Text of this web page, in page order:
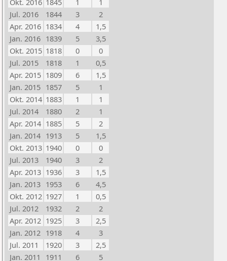
Okt. 2016 1845 1
1
Jul. 2016
1844 3
2
Apr. 2016 1834 4
1,5
Jan. 2016 1839 5
3,5
Okt. 2015 1818 0
0
Jul. 2015
1818 1
0,5
Apr. 2015 1809 6
1,5
Jan. 2015 1857 5
1
Okt. 2014 1883 1
1
Jul. 2014
1880 2
1
Apr. 2014 1885 5
2
Jan. 2014 1913 5
1,5
Okt. 2013 1940 0
0
Jul. 2013
1940 3
2
Apr. 2013 1936 3
1,5
Jan. 2013 1953 6
4,5
Okt. 2012 1927 1
0,5
Jul. 2012
1932 2
2
Apr. 2012 1925 3
2,5
Jan. 2012 1918 4
3
Jul. 2011
1920 3
2,5
Jan. 2011
1911 6
5